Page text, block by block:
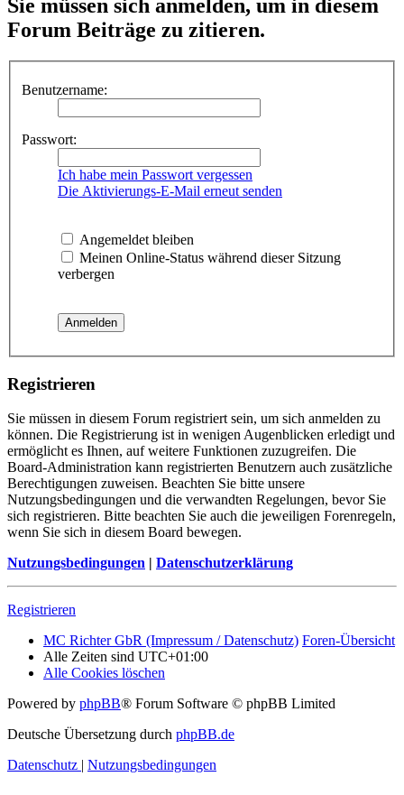
Sie müssen sich anmelden, um in diesem
Forum Beiträge zu zitieren.
Benutzername:
Passwort:
Ich habe mein Passwort vergessen
Die Aktivierungs-E-Mail erneut senden
Angemeldet bleiben
Meinen Online-Status während dieser Sitzung
verbergen
Registrieren
Sie müssen in diesem Forum registriert sein, um sich anmelden zu
können. Die Registrierung ist in wenigen Augenblicken erledigt und
ermöglicht es Ihnen, auf weitere Funktionen zuzugreifen. Die
Board-Administration kann registrierten Benutzern auch zusätzliche
Berechtigungen zuweisen. Beachten Sie bitte unsere
Nutzungsbedingungen und die verwandten Regelungen, bevor Sie
sich registrieren. Bitte beachten Sie auch die jeweiligen Forenregeln,
wenn Sie sich in diesem Board bewegen.
Nutzungsbedingungen | Datenschutzerklärung
Registrieren
MC Richter GbR (Impressum / Datenschutz) Foren-Übersicht
Alle Zeiten sind UTC+01:00
Alle Cookies löschen
Powered by phpBB® Forum Software © phpBB Limited
Deutsche Übersetzung durch phpBB.de
Datenschutz | Nutzungsbedingungen